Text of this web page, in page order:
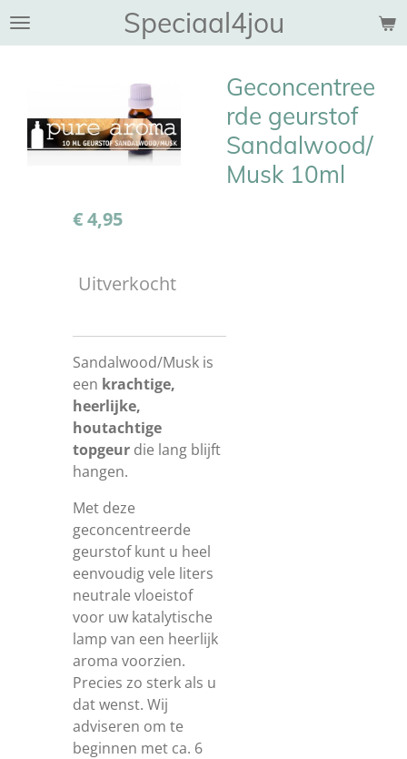
Ga
Speciaal4jou
Geconcentree
rde geurstof
Sandalwood/
Musk 10ml
€ 4,95
Uitverkocht
Sandalwood/Musk is
een krachtige,
heerlijke,
houtachtige
topgeur die lang blijft
hangen.
Met deze
geconcentreerde
geurstof kunt u heel
eenvoudig vele liters
neutrale vloeistof
voor uw katalytische
lamp van een heerlijk
aroma voorzien.
Precies zo sterk als u
dat wenst. Wij
adviseren om te
beginnen met ca. 6